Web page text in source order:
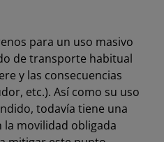
para un uso masivo
de transporte habitual
y las consecuencias
etc.). Así como su uso
todavía tiene una
movilidad obligada